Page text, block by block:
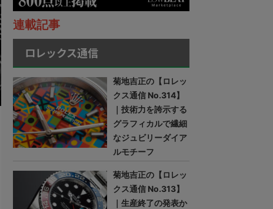
連載記事
ロレックス通信
菊地吉正の【ロレッ
クス通信 No.314】
｜技術力を誇示する
グラフィカルで繊細
なジュビリーダイア
ルモチーフ
菊地吉正の【ロレッ
クス通信 No.313】
｜生産終了の発表か